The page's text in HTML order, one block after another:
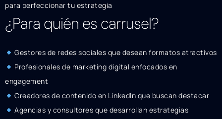
para perfeccionar tu estrategia
¿Para quién es carrusel?
Gestores de redes sociales que desean formatos atractivos
Profesionales de marketing digital enfocados en
engagement
Creadores de contenido en LinkedIn que buscan destacar
Agencias y consultores que desarrollan estrategias